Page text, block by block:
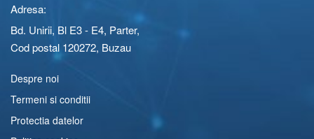
Adresa:
Bd. Unirii, Bl E3 - E4, Parter,
Cod postal 120272, Buzau
Despre noi
Termeni si conditii
Protectia datelor